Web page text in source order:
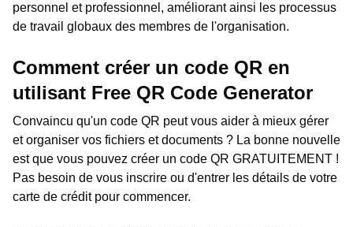
personnel et professionnel, améliorant ainsi les processus
de travail globaux des membres de l'organisation.
Comment créer un code QR en
utilisant Free QR Code Generator
Convaincu qu'un code QR peut vous aider à mieux gérer
et organiser vos fichiers et documents ? La bonne nouvelle
est que vous pouvez créer un code QR GRATUITEMENT !
Pas besoin de vous inscrire ou d'entrer les détails de votre
carte de crédit pour commencer.